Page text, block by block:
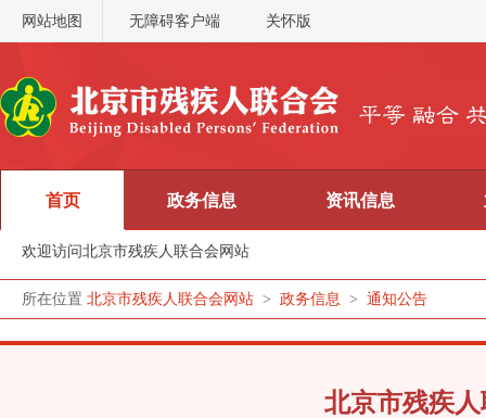
网站地图 无障碍客户端 关怀版
首页
欢迎访问北京市残疾人联合会网站
政务信息 资讯信息
所在位置 北京市残疾人联合会网站 > 政务信息 > 通知公告
北京市残疾